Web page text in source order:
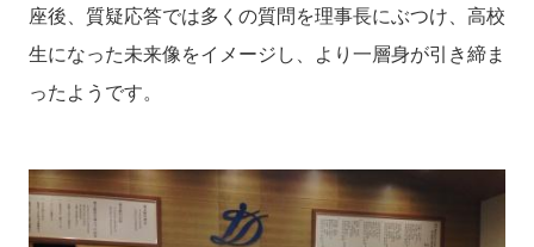
座後、質疑応答では多くの質問を理事長にぶつけ、高校
生になった未来像をイメージし、より一層身が引き締ま
ったようです。